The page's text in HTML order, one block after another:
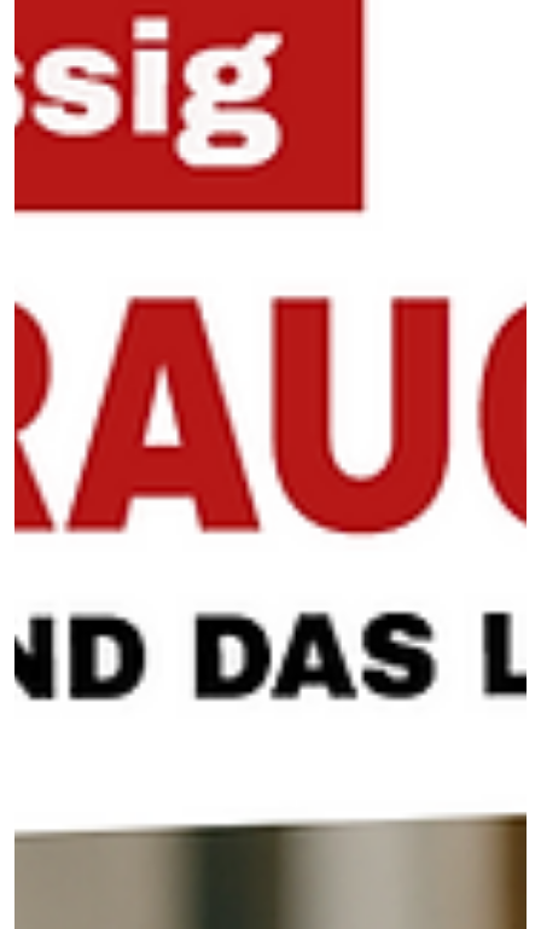
Graukarton als Zwischenlage auf
Getränkepaletten – Stabilität &
Vertrauen mit BREDAS UG
Graukarton 350 g/m², 355×542 mm – 2 Paletten für nur 129
€/100 kg frei Haus DE. BREDAS UG liefert Zwischenlagen für
Getränkepaletten – stabil & nachhaltig.